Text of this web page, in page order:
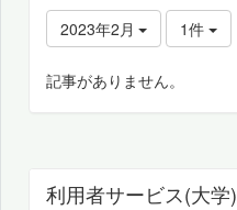
2023年2月 1件
記事がありません。
利用者サービス(大学)